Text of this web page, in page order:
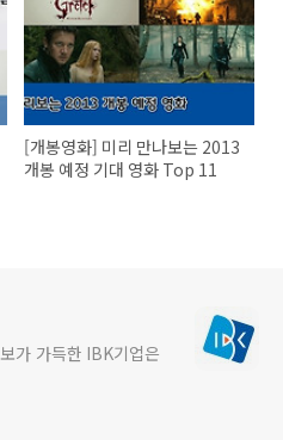
[개봉영화] 미리 만나보는 2013
개봉 예정 기대 영화 Top 11
가 가득한 IBK기업은